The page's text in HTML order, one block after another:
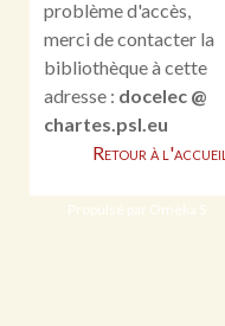
problème d'accès,
merci de contacter la
bibliothèque à cette
adresse : docelec @
chartes.psl.eu
Retour à l'accueil
Propulsé par Omeka S